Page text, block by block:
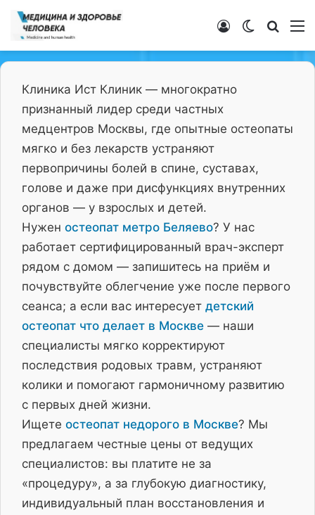
Switch skin
Войти
Клиника Ист Клиник — многократно
признанный лидер среди частных
медцентров Москвы, где опытные остеопаты
мягко и без лекарств устраняют
первопричины болей в спине, суставах,
голове и даже при дисфункциях внутренних
органов — у взрослых и детей.
Нужен остеопат метро Беляево? У нас
работает сертифицированный врач-эксперт
рядом с домом — запишитесь на приём и
почувствуйте облегчение уже после первого
сеанса; а если вас интересует детский
остеопат что делает в Москве — наши
специалисты мягко корректируют
последствия родовых травм, устраняют
колики и помогают гармоничному развитию
с первых дней жизни.
Ищете остеопат недорого в Москве? Мы
предлагаем честные цены от ведущих
специалистов: вы платите не за
«процедуру», а за глубокую диагностику,
индивидуальный план восстановления и